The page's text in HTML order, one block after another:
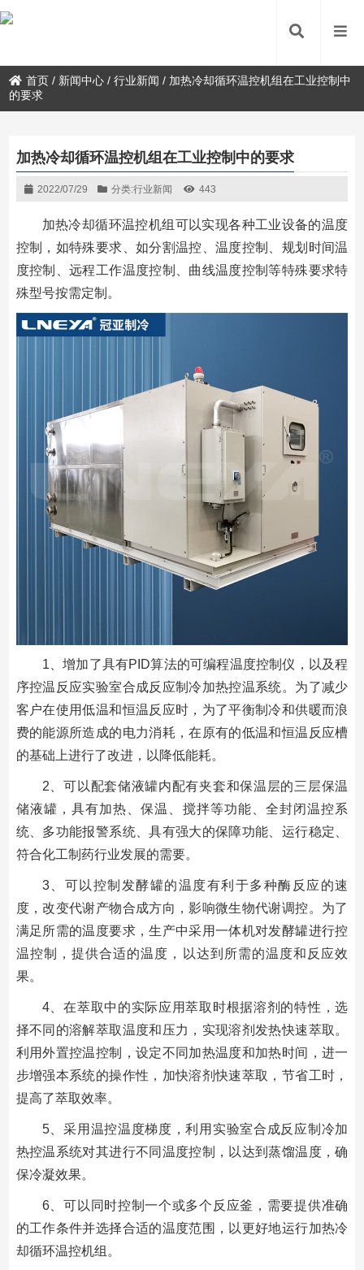
首页 / 新闻中心 /行业新闻 / 加热冷却循环温控机组在工业控制中
的要求
加热冷却循环温控机组在工业控制中的要求
2022/07/29 分类:行业新闻 443
加热冷却循环温控机组可以实现各种工业设备的温度
控制，如特殊要求、如分割温控、温度控制、规划时间温
度控制、远程工作温度控制、曲线温度控制等特殊要求特
殊型号按需定制。
1、增加了具有PID算法的可编程温度控制仪，以及程
序控温反应实验室合成反应制冷加热控温系统。为了减少
客户在使用低温和恒温反应时，为了平衡制冷和供暖而浪
费的能源所造成的电力消耗，在原有的低温和恒温反应槽
的基础上进行了改进，以降低能耗。
2、可以配套储液罐内配有夹套和保温层的三层保温
储液罐，具有加热、保温、搅拌等功能、全封闭温控系
统、多功能报警系统、具有强大的保障功能、运行稳定、
符合化工制药行业发展的需要。
3、可以控制发酵罐的温度有利于多种酶反应的速
度，改变代谢产物合成方向，影响微生物代谢调控。为了
满足所需的温度要求，生产中采用一体机对发酵罐进行控
温控制，提供合适的温度，以达到所需的温度和反应效
果。
4、在萃取中的实际应用萃取时根据溶剂的特性，选
择不同的溶解萃取温度和压力，实现溶剂发热快速萃取。
利用外置控温控制，设定不同加热温度和加热时间，进一
步增强本系统的操作性，加快溶剂快速萃取，节省工时，
提高了萃取效率。
5、采用温控温度梯度，利用实验室合成反应制冷加
热控温系统对其进行不同温度控制，以达到蒸馏温度，确
保冷凝效果。
6、可以同时控制一个或多个反应釜，需要提供准确
的工作条件并选择合适的温度范围，以更好地运行加热冷
却循环温控机组。